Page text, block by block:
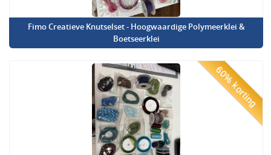
Fimo Creatieve Knutselset - Hoogwaardige Polymeerklei &
Boetseerklei
60% korting